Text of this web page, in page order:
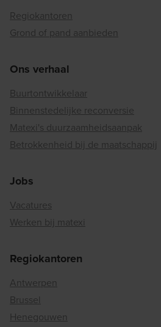
Regiokantoren
Grond of pand aanbieden
Ons verhaal
Buurtontwikkelaar
Binnenstedelijke reconversie
Matexi's duurzaamheidsaanpak
Betrokkenheid bij de maatschappij
Jobs
Vacatures
Werken bij matexi
Regiokantoren
Antwerpen
Brussel
Henegouwen